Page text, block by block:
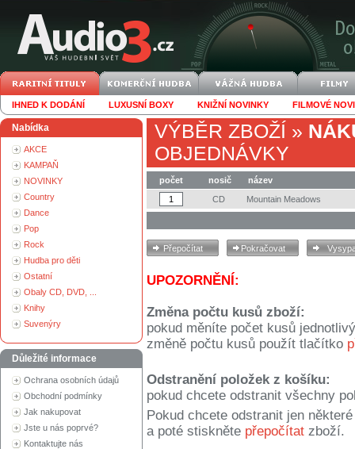
IHNED K DODÁNÍ LUXUSNÍ BOXY KNIŽNÍ NOVINKY FILMOVÉ
Nabídka
AKCE
KAMPAŇ
NOVINKY
Country
Dance
Pop
Rock
Hudba pro děti
Ostatní
Obaly CD, DVD, ...
Knihy
Suvenýry
Důležité informace
Ochrana osobních údajů
Obchodní podmínky
Jak nakupovat
Jste u nás poprvé?
Kontaktujte nás
VÝBĚR ZBOŽÍ »
OBJEDNÁVKY
počet nosič
název
CD
Mountain Meadows
UPOZORNĚNÍ:
Změna počtu kusů zboží:
pokud měníte počet kusů
změně počtu kusů použít tlačítko
Odstranění položek z košíku:
pokud chcete odstranit všechny
Pokud chcete odstranit jen
a poté stiskněte přepočítat zboží.